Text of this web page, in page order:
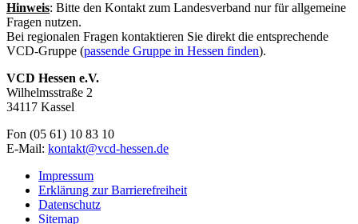
Hinweis: Bitte den Kontakt zum Landesverband nur für allgemeine
Fragen nutzen.
Bei regionalen Fragen kontaktieren Sie direkt die entsprechende
VCD-Gruppe (passende Gruppe in Hessen finden).
VCD Hessen e.V.
Wilhelmsstraße 2
34117 Kassel
Fon (05 61) 10 83 10
E-Mail: kontakt@vcd-hessen.de
Impressum
Erklärung zur Barrierefreiheit
Datenschutz
Sitemap